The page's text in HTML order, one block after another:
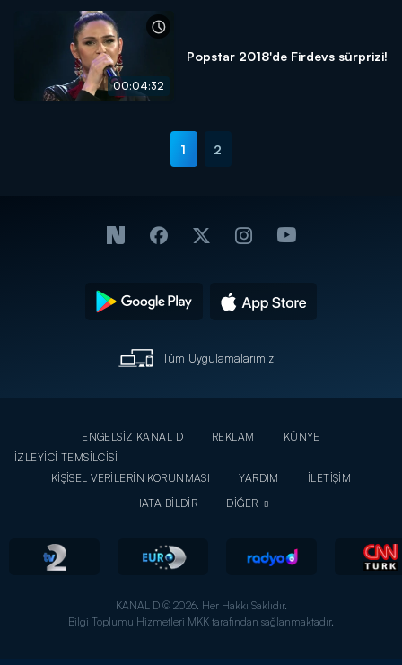
00:04:32
Popstar 2018'de Firdevs sürprizi!
1 2
Tüm Uygulamalarımız
ENGELSİZ KANAL D REKLAM
KÜNYE
İZLEYİCİ TEMSİLCİSİ
KİŞİSEL VERİLERİN KORUNMASI
YARDIM
İLETİŞİM
HATA BİLDİR
DİĞER
KANAL D © 2026. Her Hakkı Saklıdır.
Bilgi Toplumu Hizmetleri MKK tarafından sağlanmaktadır.